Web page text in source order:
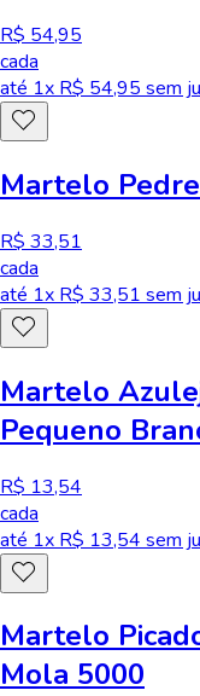
R$ 54,95
cada
até 1x R$ 54,95 sem
Martelo
R$ 33,51
cada
até 1x R$ 33,51 sem
Martelo
Pequeno
R$ 13,54
cada
até 1x R$ 13,54 sem
Martelo
Mola 5000